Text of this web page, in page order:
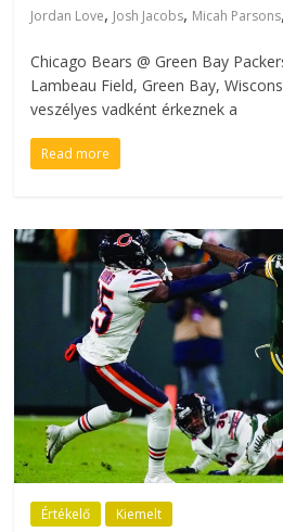
Jordan Love, Josh Jacobs, Micah Parsons,
Chicago Bears @ Green Bay
Lambeau Field, Green Bay,
veszélyes vadként érkeznek a
Read more
Értékelő Kiemelt